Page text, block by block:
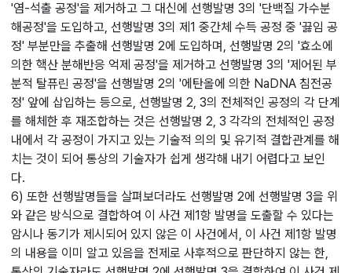
'염-석출 공정'을 제거하고 그 대신에 선행발명 3의 '단백질 가수분
해공정'을 도입하고, 선행발명 3의 제1 중간체 수득 공정 중 '끓임 공
정' 부분만을 추출해 선행발명 2에 도입하며, 선행발명 2의 '효소에
의한 핵산 분해반응 억제 공정'을 제거하고 선행발명 3의 '제어된 부
분적 탈퓨린 공정'을 선행발명 2의 '에탄올에 의한 NaDNA 침전공
정' 앞에 삽입하는 등으로, 선행발명 2, 3의 전체적인 공정의 각 단계
를 해체한 후 재조합하는 것은 선행발명 2, 3 각각의 전체적인 공정
내에서 각 공정이 가지고 있는 기술적 의의 및 유기적 결합관계를 해
치는 것이 되어 통상의 기술자가 쉽게 생각해 내기 어렵다고 보인
다.
6) 또한 선행발명들을 살펴보더라도 선행발명 2에 선행발명 3을 위
와 같은 방식으로 결합하여 이 사건 제1항 발명을 도출할 수 있다는
암시나 동기가 제시되어 있지 않은 이 사건에서, 이 사건 제1항 발명
의 내용을 이미 알고 있음을 전제로 사후적으로 판단하지 않는 한,